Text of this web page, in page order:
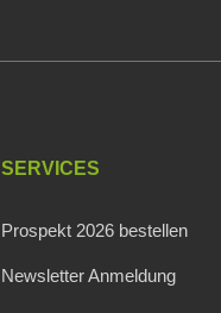
SERVICES
Prospekt 2026 bestellen
Newsletter Anmeldung